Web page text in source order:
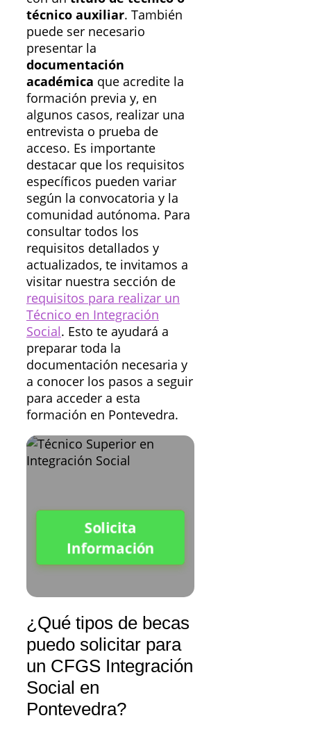
técnico auxiliar. También
puede ser necesario
presentar la
documentación
académica que acredite la
formación previa y, en
algunos casos, realizar una
entrevista o prueba de
acceso. Es importante
destacar que los requisitos
específicos pueden variar
según la convocatoria y la
comunidad autónoma. Para
consultar todos los
requisitos detallados y
actualizados, te invitamos a
visitar nuestra sección de
requisitos para realizar un
Técnico en Integración
Social. Esto te ayudará a
preparar toda la
documentación necesaria y
a conocer los pasos a seguir
para acceder a esta
formación en Pontevedra.
Solicita
Información
¿Qué tipos de becas
puedo solicitar para
un CFGS Integración
Social en
Pontevedra?